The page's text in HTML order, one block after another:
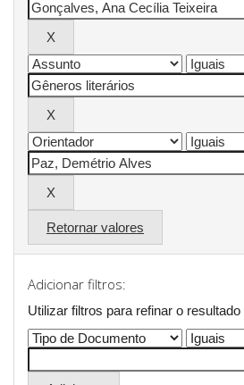
Retornar valores
Adicionar filtros:
Utilizar filtros para refinar o